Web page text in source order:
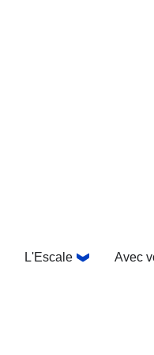
L'Escale Avec